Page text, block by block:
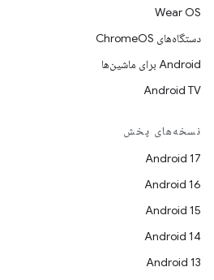
Wear OS
دستگاه‌های ChromeOS
Android برای ماشین‌ها
Android TV
نسخه‌های پخش
Android 17
Android 16
Android 15
Android 14
Android 13